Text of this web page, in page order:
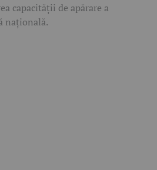
capacității de apărare a
națională.